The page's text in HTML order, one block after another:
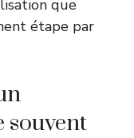
que
étape par
souvent